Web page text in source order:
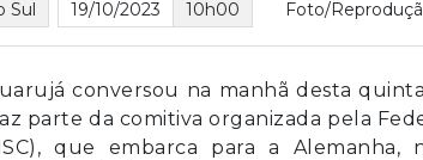
Sul 19/10/2023 10h00 Foto/
conversou na manhã desta
parte da comitiva organizada pela
que embarca para a